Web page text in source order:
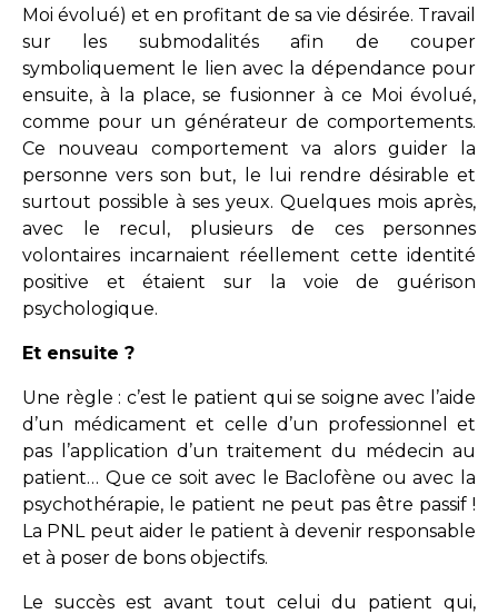
Moi évolué) et en profitant de sa vie désirée. Travail
sur les submodalités afin de couper
symboliquement le lien avec la dépendance pour
ensuite, à la place, se fusionner à ce Moi évolué,
comme pour un générateur de comportements.
Ce nouveau comportement va alors guider la
personne vers son but, le lui rendre désirable et
surtout possible à ses yeux. Quelques mois après,
avec le recul, plusieurs de ces personnes
volontaires incarnaient réellement cette identité
positive et étaient sur la voie de guérison
psychologique.
Et ensuite ?
Une règle : c’est le patient qui se soigne avec l’aide
d’un médicament et celle d’un professionnel et
pas l’application d’un traitement du médecin au
patient… Que ce soit avec le Baclofène ou avec la
psychothérapie, le patient ne peut pas être passif !
La PNL peut aider le patient à devenir responsable
et à poser de bons objectifs.
Le succès est avant tout celui du patient qui,